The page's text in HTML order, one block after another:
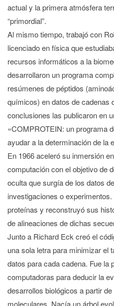
actual y la primera atmósfera
“primordial”.
Al mismo tiempo, trabajó con
licenciado en física que
recursos informáticos a la
desarrollaron un programa
resúmenes de péptidos
químicos) en datos de cadenas
conclusiones las publicaron en
«COMPROTEIN: un programa
ayudar a la determinación de la
En 1966 aceleró su inmersión
computación con el objetivo de
oculta que surgía de los datos
investigaciones o
proteínas y reconstruyó sus
de alineaciones de dichas
Junto a Richard Eck creó el
una sola letra para minimizar el
datos para cada cadena. Fue la
computadoras para deducir la
desarrollos biológicos a partir
moleculares. Nacía un árbol